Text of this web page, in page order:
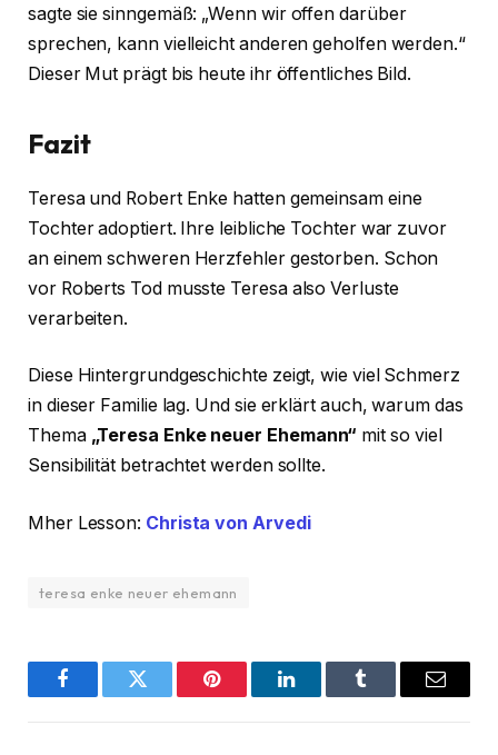
sagte sie sinngemäß: „Wenn wir offen darüber
sprechen, kann vielleicht anderen geholfen werden.“
Dieser Mut prägt bis heute ihr öffentliches Bild.
Fazit
Teresa und Robert Enke hatten gemeinsam eine
Tochter adoptiert. Ihre leibliche Tochter war zuvor
an einem schweren Herzfehler gestorben. Schon
vor Roberts Tod musste Teresa also Verluste
verarbeiten.
Diese Hintergrundgeschichte zeigt, wie viel Schmerz
in dieser Familie lag. Und sie erklärt auch, warum das
Thema „Teresa Enke neuer Ehemann“ mit so viel
Sensibilität betrachtet werden sollte.
Mher Lesson: Christa von Arvedi
teresa enke neuer ehemann
FacebookTwitter Pinterest LinkedInTumblr Email